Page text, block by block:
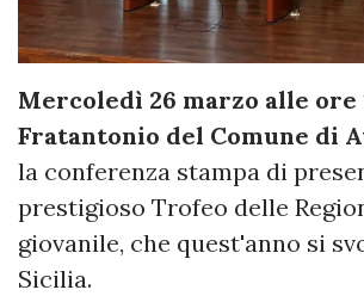
Mercoledì 26 marzo alle ore
Fratantonio del Comune di
la conferenza stampa di
prestigioso Trofeo delle
giovanile, che quest'anno si
Sicilia.